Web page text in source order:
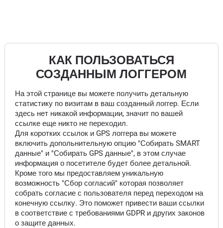
КАК ПОЛЬЗОВАТЬСЯ
СОЗДАННЫМ ЛОГГЕРОМ
На этой странице вы можете получить детальную
статистику по визитам в ваш созданный логгер. Если
здесь нет никакой информации, значит по вашей
ссылке еще никто не переходил.
Для коротких ссылок и GPS логгера вы можете
включить допольнительную опцию "Собирать SMART
данные" и "Собирать GPS данные", в этом случае
информация о посетителе будет более детальной.
Кроме того мы предоставляем уникальную
возможность "Сбор согласий" которая позволяет
собрать согласие с пользователя перед переходом на
конечную ссылку. Это поможет привести ваши ссылки
в соответствие с требованиями GDPR и других законов
о защите данных.